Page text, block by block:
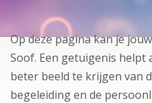
Op deze pagina kan je
Soof. Een getuigenis helpt
beter beeld te krijgen van
begeleiding en de